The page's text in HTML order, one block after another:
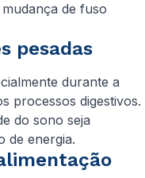
de fuso
pesadas
durante a
processos digestivos.
do sono seja
de energia.